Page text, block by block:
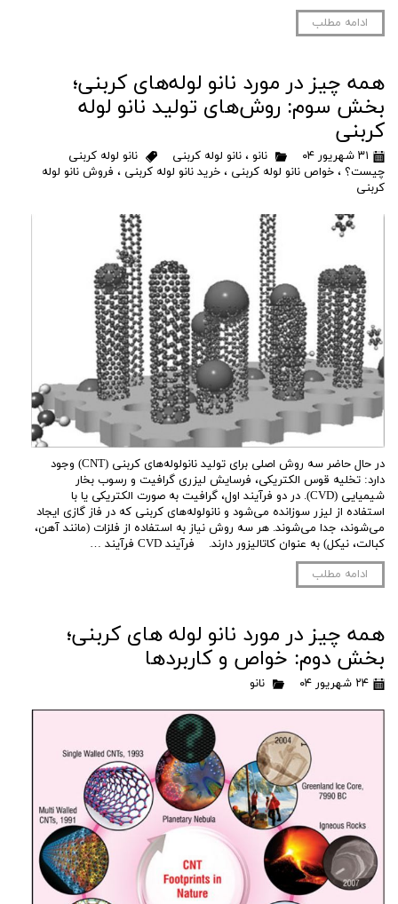
ادامه مطلب
همه چیز در مورد نانو لوله‌های کربنی؛
بخش سوم: روش‌های تولید نانو لوله
کربنی
۳۱ شهریور ۰۴ نانو ، نانو لوله کربنی
نانو لوله کربنی
چیست؟ ، خواص نانو لوله کربنی ، خرید نانو لوله کربنی ، فروش نانو لوله
کربنی
در حال حاضر سه روش اصلی برای تولید نانولوله‌های کربنی (CNT) وجود
دارد: تخلیه قوس الکتریکی، فرسایش لیزری گرافیت و رسوب بخار
شیمیایی (CVD). در دو فرآیند اول، گرافیت به صورت الکتریکی یا با
استفاده از لیزر سوزانده می‌شود و نانولوله‌های کربنی که در فاز گازی ایجاد
می‌شوند، جدا می‌شوند. هر سه روش نیاز به استفاده از فلزات (مانند آهن،
کبالت، نیکل) به عنوان کاتالیزور دارند. فرآیند CVD فرآیند …
ادامه مطلب
همه چیز در مورد نانو لوله های کربنی؛
بخش دوم: خواص و کاربردها
۲۴ شهریور ۰۴ نانو